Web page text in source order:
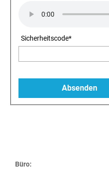
Sicherheitscode*
Büro: